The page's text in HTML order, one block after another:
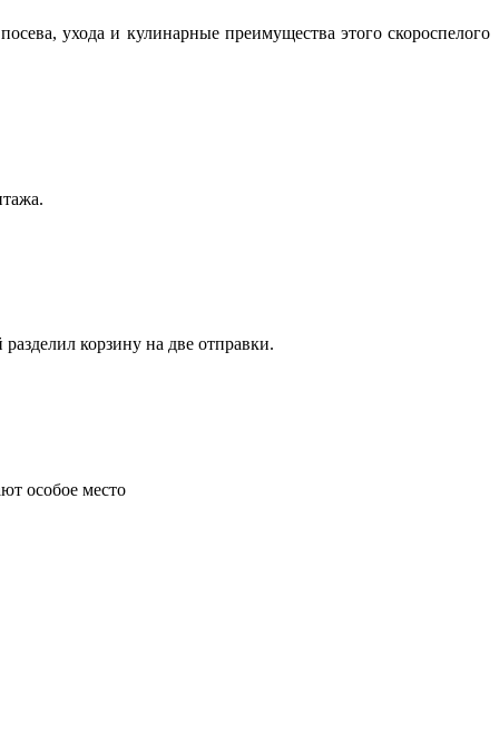
ухода и кулинарные преимущества этого скороспелого
корзину на две отправки.
особое место